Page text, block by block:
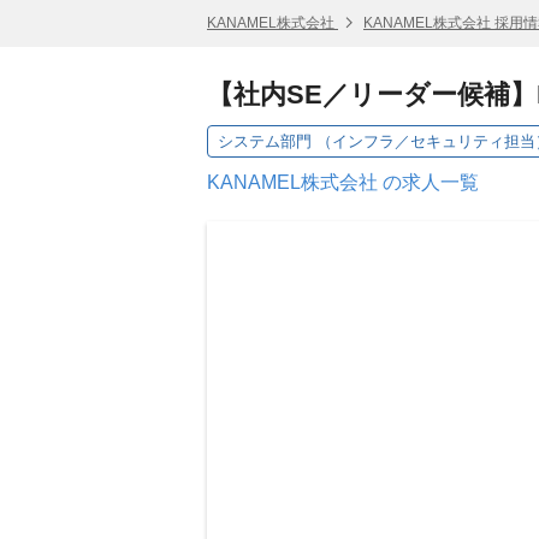
KANAMEL株式会社 KANAMEL株式会社 採用
【社内SE／リーダー候補
KANAMEL株式会社 の求人一覧